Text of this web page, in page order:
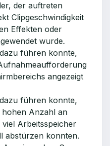
der auftreten
Clipgeschwindigkeit
Effekten oder
wurde.
führen konnte,
angezeigt
führen konnte,
hohen Anzahl an
Arbeitsspeicher
abstürzen konnten.